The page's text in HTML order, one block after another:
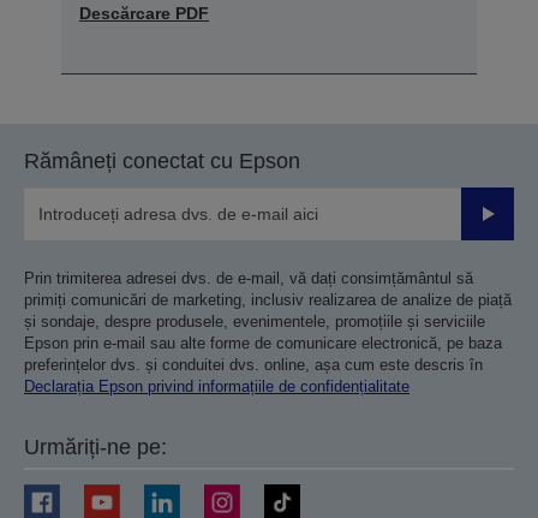
Descărcare PDF
Rămâneți conectat cu Epson
Prin trimiterea adresei dvs. de e-mail, vă dați consimțământul să
primiți comunicări de marketing, inclusiv realizarea de analize de piață
și sondaje, despre produsele, evenimentele, promoțiile și serviciile
Epson prin e-mail sau alte forme de comunicare electronică, pe baza
preferințelor dvs. și conduitei dvs. online, așa cum este descris în
Declarația Epson privind informațiile de confidențialitate
Urmăriți-ne pe: